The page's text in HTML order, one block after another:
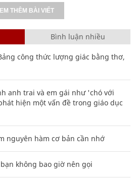
THÊM BÀI VIẾT
Bình luận nhiều
công thức lượng giác bằng thơ,
anh trai và em gái như 'chó với
hiện một vấn đề trong giáo dục
nguyên hàm cơ bản cần nhớ
không bao giờ nên gọi